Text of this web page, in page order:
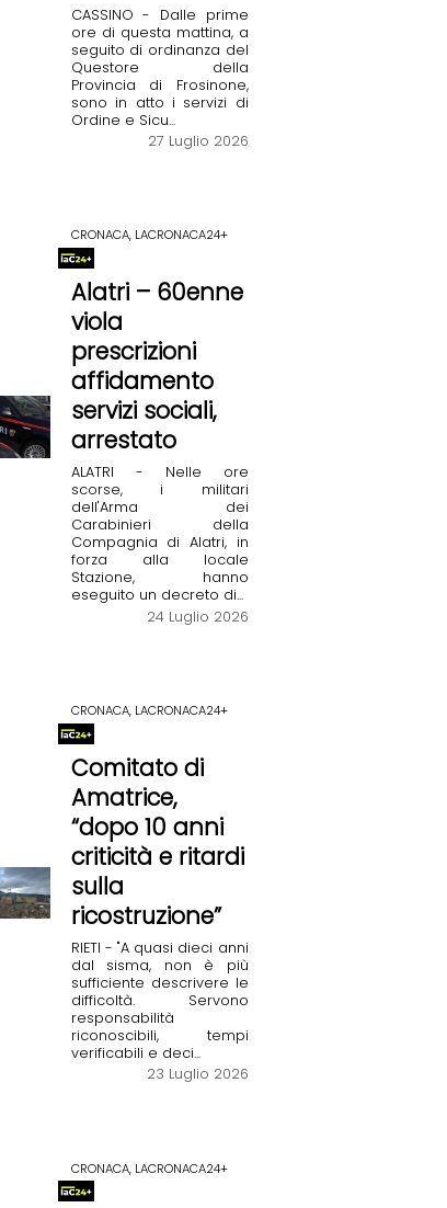
CASSINO - Dalle prime
ore di questa mattina, a
seguito di ordinanza del
Questore della
Provincia di Frosinone,
sono in atto i servizi di
Ordine e Sicu...
27 Luglio 2026
CRONACA, LACRONACA24+
Alatri – 60enne
viola
prescrizioni
affidamento
servizi sociali,
arrestato
ALATRI - Nelle ore
scorse, i militari
dell'Arma dei
Carabinieri della
Compagnia di Alatri, in
forza alla locale
Stazione, hanno
eseguito un decreto di...
24 Luglio 2026
CRONACA, LACRONACA24+
Comitato di
Amatrice,
“dopo 10 anni
criticità e ritardi
sulla
ricostruzione”
RIETI - "A quasi dieci anni
dal sisma, non è più
sufficiente descrivere le
difficoltà. Servono
responsabilità
riconoscibili, tempi
verificabili e deci...
23 Luglio 2026
CRONACA, LACRONACA24+